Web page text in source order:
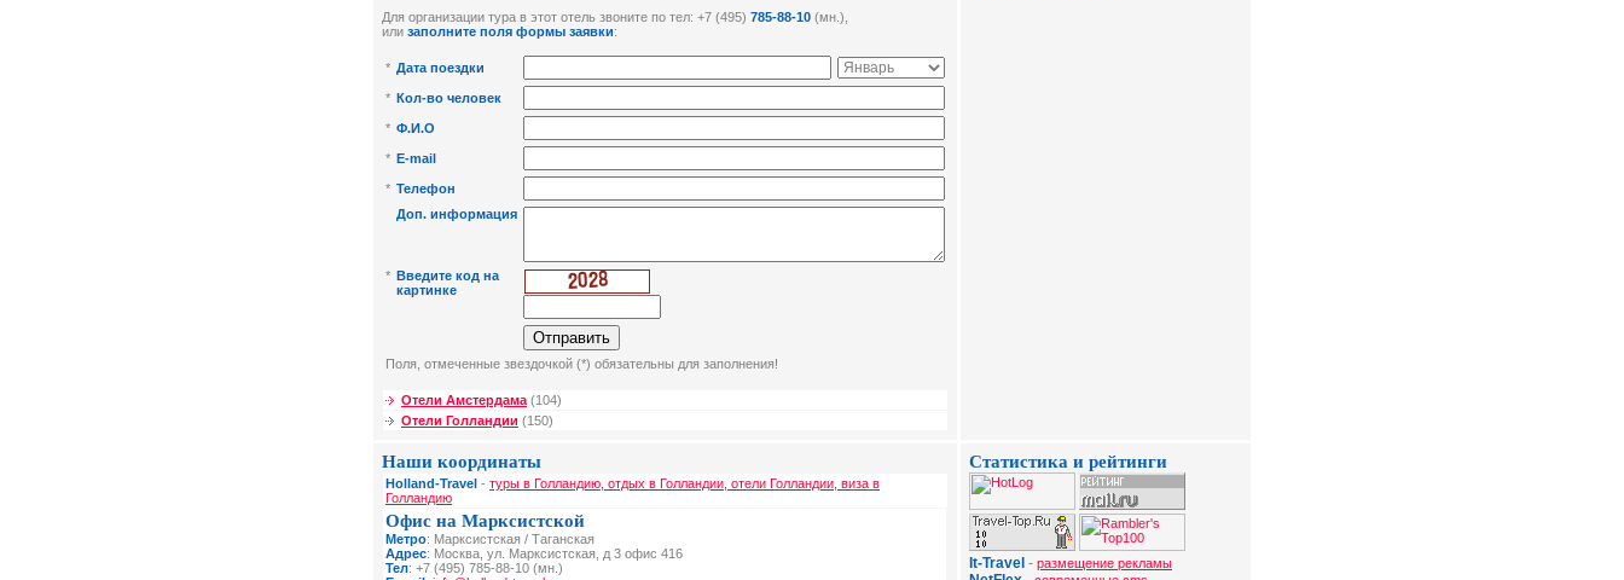
Для организации тура в этот отель звоните по тел: +7 (495) 785-88-10 (мн.),
или заполните поля формы заявки:
* Дата поездки
* Кол-во человек
* Ф.И.О
* E-mail
* Телефон
Доп. информация
* Введите код на
картинке
Поля, отмеченные звездочкой (*) обязательны для заполнения!
Отели Амстердама(104)
Отели Голландии (150)
Наши координаты
Holland-Travel - туры в Голландию, отдых в Голландии, отели Голландии, виза в
Голландию
Офис на Марксистской
Метро: Марксистская / Таганская
Адрес: Москва, ул. Марксистская, д 3 офис 416
Тел: +7 (495) 785-88-10 (мн.)
Статистика и рейтинги
It-Travel - размещение рекламы